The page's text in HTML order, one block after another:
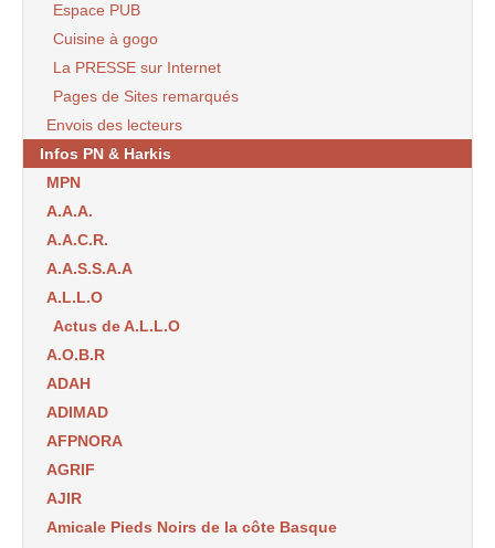
Espace PUB
Cuisine à gogo
La PRESSE sur Internet
Pages de Sites remarqués
Envois des lecteurs
Infos PN & Harkis
MPN
A.A.A.
A.A.C.R.
A.A.S.S.A.A
A.L.L.O
Actus de A.L.L.O
A.O.B.R
ADAH
ADIMAD
AFPNORA
AGRIF
AJIR
Amicale Pieds Noirs de la côte Basque